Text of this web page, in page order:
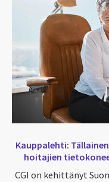
Kauppalehti:
hoitajien
CGI on kehittänyt